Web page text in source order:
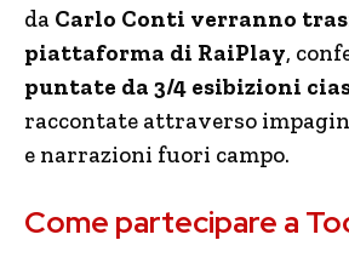
da Carlo Conti verranno
piattaforma di RaiPlay,
puntate da 3/4 esibizioni
raccontate attraverso
e narrazioni fuori campo.
Come partecipare a